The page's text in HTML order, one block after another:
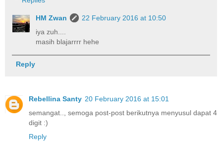
HM Zwan
22 February 2016 at 10:50
iya zuh....
masih blajarrrr hehe
Reply
Rebellina Santy 20 February 2016 at 15:01
semangat.., semoga post-post berikutnya menyusul dapat 4
digit :)
Reply